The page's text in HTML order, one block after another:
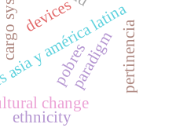
y américa latina
pobres
change
devices
ethnicity
paradigmpertinencia